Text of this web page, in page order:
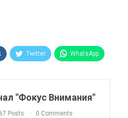
Twitter WhatsApp
Viber
Tumblr
"Фокус Внимания"
Posts 0 Comments